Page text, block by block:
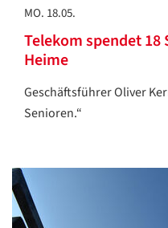
MO. 18.05.
Telekom spendet 18
Heime
Geschäftsführer Oliver
Senioren.“